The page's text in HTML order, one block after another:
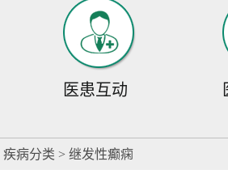
医患互动
疾病分类 > 继发性癫痫